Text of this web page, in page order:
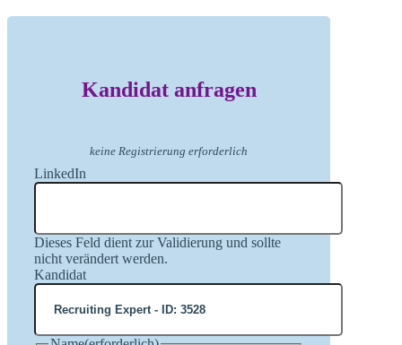
Kandidat anfragen
keine Registrierung erforderlich
LinkedIn
Dieses Feld dient zur Validierung und sollte
nicht verändert werden.
Kandidat